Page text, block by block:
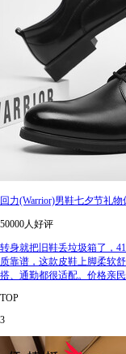
回力(Warrior)男鞋七夕节礼
50000人好评
转身就把旧鞋丢垃圾箱了，
质靠谱，这款皮鞋上脚柔软
搭、通勤都很适配。价格亲
TOP
3